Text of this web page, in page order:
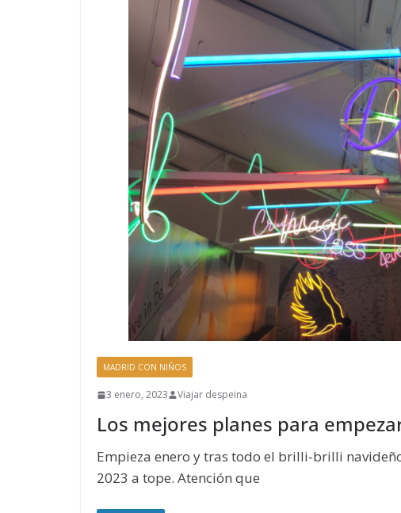
MADRID CON NIÑOS
3 enero, 2023 Viajar despeina
Los mejores planes para
Empieza enero y tras todo el brilli-brilli
2023 a tope. Atención que